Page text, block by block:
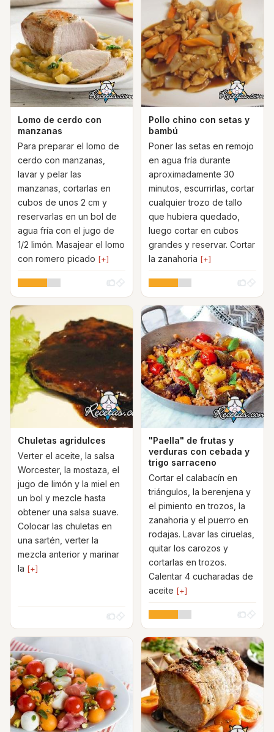
Lomo de cerdo con
manzanas
Para preparar el lomo de
cerdo con manzanas,
lavar y pelar las
manzanas, cortarlas en
cubos de unos 2 cm y
reservarlas en un bol de
agua fría con el jugo de
1/2 limón. Masajear el lomo
con romero picado [+]
Pollo chino con setas y
bambú
Poner las setas en remojo
en agua fría durante
aproximadamente 30
minutos, escurrirlas, cortar
cualquier trozo de tallo
que hubiera quedado,
luego cortar en cubos
grandes y reservar. Cortar
la zanahoria [+]
Chuletas agridulces
Verter el aceite, la salsa
Worcester, la mostaza, el
jugo de limón y la miel en
un bol y mezcle hasta
obtener una salsa suave.
Colocar las chuletas en
una sartén, verter la
mezcla anterior y marinar
la [+]
"Paella" de frutas y
verduras con cebada y
trigo sarraceno
Cortar el calabacín en
triángulos, la berenjena y
el pimiento en trozos, la
zanahoria y el puerro en
rodajas. Lavar las ciruelas,
quitar los carozos y
cortarlas en trozos.
Calentar 4 cucharadas de
aceite [+]